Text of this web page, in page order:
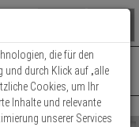
ist momentan leer.
Fertig
| Fr.: 8:00 - 14:00 Uhr
die für den
durch Klick auf „alle
Cookies, um Ihr
Inhalte und relevante
unserer Services